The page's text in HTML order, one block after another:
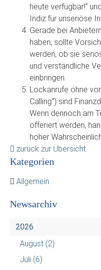
heute verfügbar!“
Indiz für unseriöse
Gerade bei
haben, sollte
werden, ob sie
und verständliche
einbringen.
Lockanrufe ohne
Calling“) sind
Wenn dennoch am
offeriert werden,
hoher
zurück zur Übersicht
Kategorien
Allgemein
Newsarchiv
2026
August (2)
Juli (6)